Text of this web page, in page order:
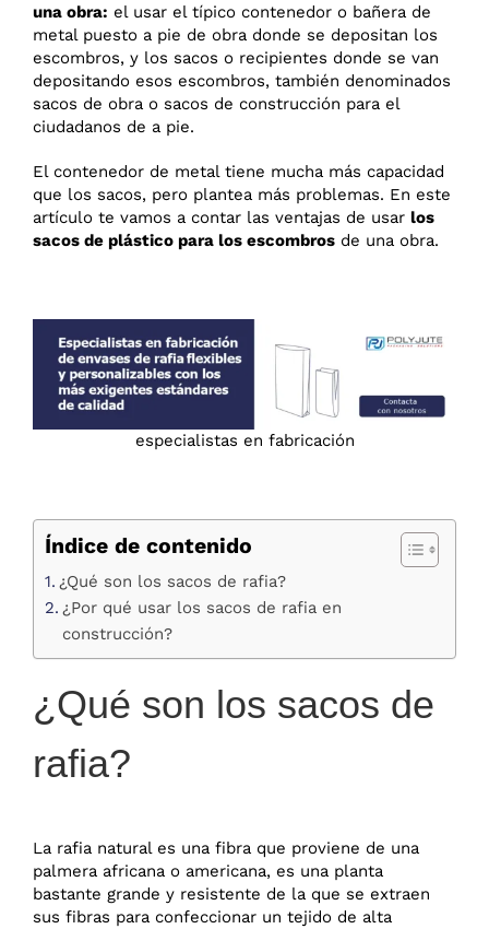
una obra: el usar el típico contenedor o bañera de
metal puesto a pie de obra donde se depositan los
escombros, y los sacos o recipientes donde se van
depositando esos escombros, también denominados
sacos de obra o sacos de construcción para el
ciudadanos de a pie.
El contenedor de metal tiene mucha más capacidad
que los sacos, pero plantea más problemas. En este
artículo te vamos a contar las ventajas de usar los
sacos de plástico para los escombros de una obra.
especialistas en fabricación
Índice de contenido
¿Qué son los sacos de rafia?
¿Por qué usar los sacos de rafia en
construcción?
¿Qué son los sacos de
rafia?
La rafia natural es una fibra que proviene de una
palmera africana o americana, es una planta
bastante grande y resistente de la que se extraen
sus fibras para confeccionar un tejido de alta